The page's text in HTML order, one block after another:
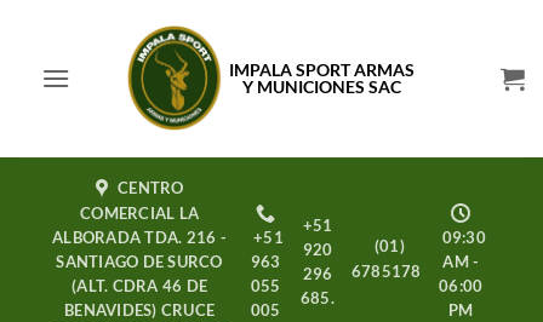
contenido
IMPALA SPORT ARMAS
Y MUNICIONES SAC
CENTRO
COMERCIAL LA
ALBORADA TDA. 216 -
SANTIAGO DE SURCO
(ALT. CDRA 46 DE
BENAVIDES) CRUCE
09:30
AM -
06:00
PM
+51
963
055
005
+51
920
296
685.
(01)
6785178